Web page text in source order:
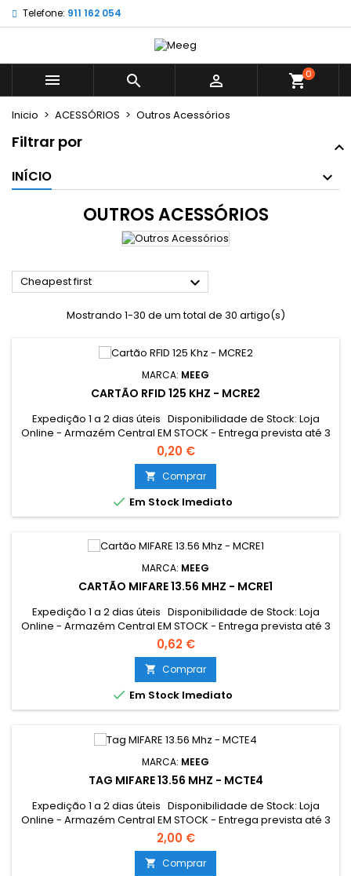
Telefone: 911 162 054
   shopping_cart0
Inicio ACESSÓRIOS Outros Acessórios
Filtrar por
INÍCIO
OUTROS ACESSÓRIOS
Cheapest first 
Mostrando 1-30 de um total de 30 artigo(s)
MARCA: MEEG
CARTÃO RFID 125 KHZ - MCRE2
Expedição 1 a 2 dias úteis Disponibilidade de Stock: Loja
Online - Armazém Central EM STOCK - Entrega prevista até 3
dias úteis Loja Braga - Rua António Fernandes Ferreira
Gomes EM STOCK
0,20 €
 Comprar
 Em Stock Imediato
MARCA: MEEG
CARTÃO MIFARE 13.56 MHZ - MCRE1
Expedição 1 a 2 dias úteis Disponibilidade de Stock: Loja
Online - Armazém Central EM STOCK - Entrega prevista até 3
dias úteis Loja Braga - Rua António Fernandes Ferreira
Gomes EM STOCK
0,62 €
 Comprar
 Em Stock Imediato
MARCA: MEEG
TAG MIFARE 13.56 MHZ - MCTE4
Expedição 1 a 2 dias úteis Disponibilidade de Stock: Loja
Online - Armazém Central EM STOCK - Entrega prevista até 3
dias úteis Loja Braga - Rua António Fernandes Ferreira
Gomes EM STOCK
2,00 €
 Comprar
My wishlists ×
add_circle_outlineCreate new list
((modalTitle)) ×
((confirmMessage))
((cancelText)) ((modalDeleteText))
((title)) ×
((label))
Entrar ×
É necessário ter sessão iniciada para guardar
produtos na sua lista de desejos.